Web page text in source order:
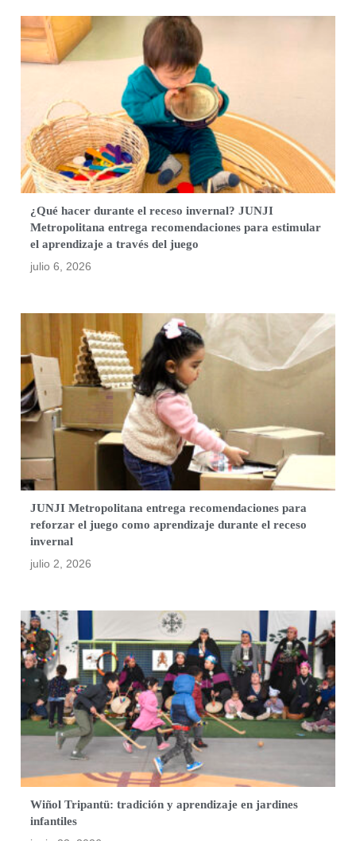
¿Qué hacer durante el receso invernal? JUNJI
Metropolitana entrega recomendaciones para estimular
el aprendizaje a través del juego
julio 6, 2026
JUNJI Metropolitana entrega recomendaciones para
reforzar el juego como aprendizaje durante el receso
invernal
julio 2, 2026
Wiñol Tripantü: tradición y aprendizaje en jardines
infantiles